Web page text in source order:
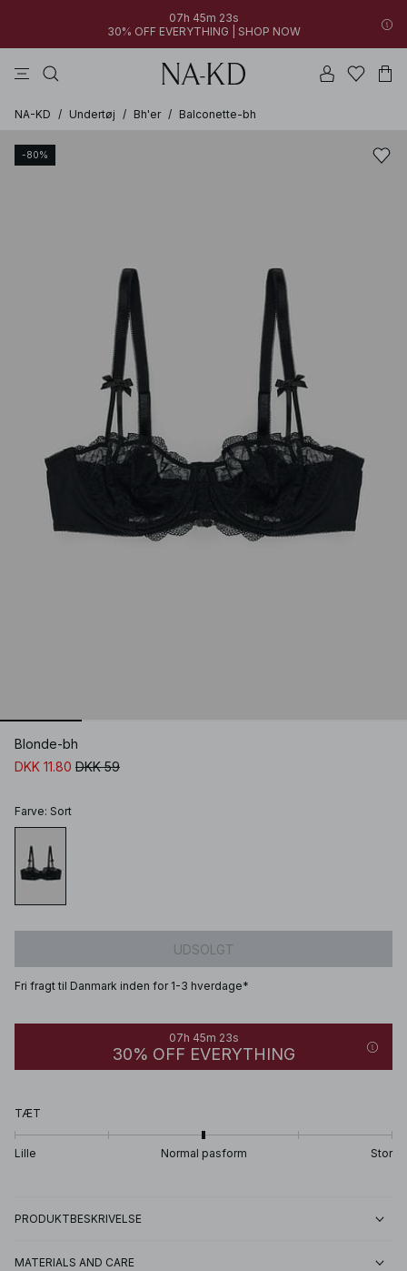
07h 45m 23s
30% OFF EVERYTHING | SHOP NOW
NA-KD / Undertøj / Bh'er / Balconette-bh
-80%
Blonde-bh
DKK 11.80 DKK 59
Farve: Sort
UDSOLGT
Fri fragt til Danmark inden for 1-3 hverdage*
07h 45m 23s
30% OFF EVERYTHING
TÆT
Lille Normal pasform Stor
PRODUKTBESKRIVELSE
MATERIALS AND CARE